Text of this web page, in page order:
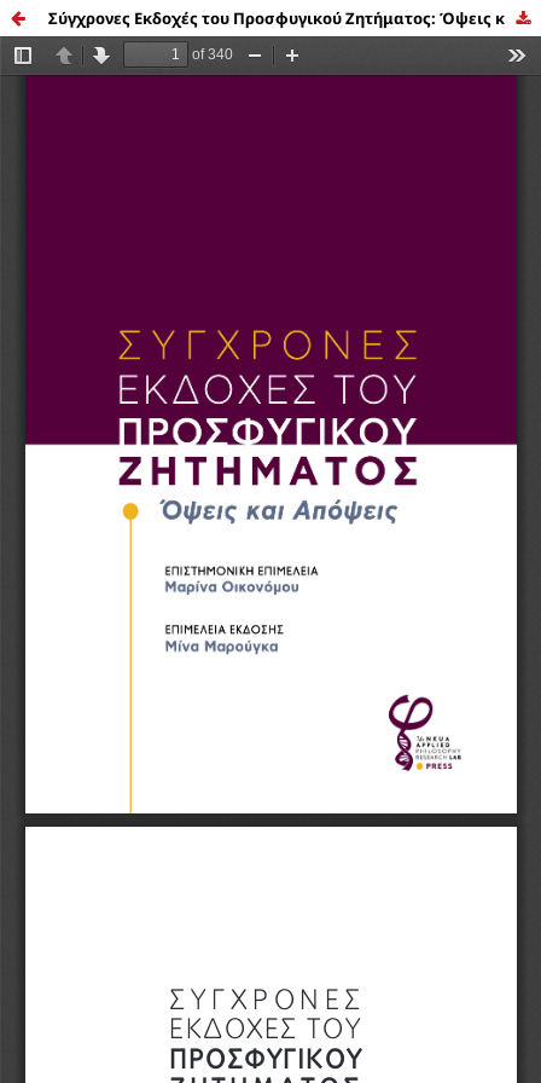
Σύγχρονες Εκδοχές του Προσφυγικού Ζητήματος: Όψεις και Απόψεις